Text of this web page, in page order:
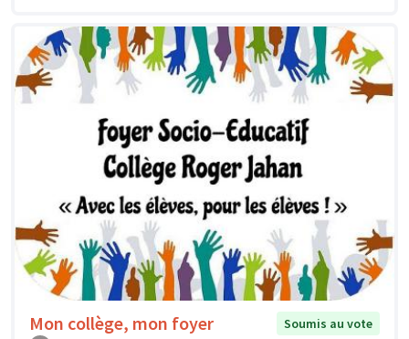
Mon collège, mon foyer
Soumis au vote